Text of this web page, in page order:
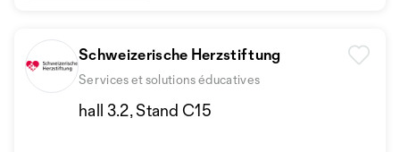
Schweizerische Herzstiftung
Services et solutions éducatives
hall 3.2, Stand C15